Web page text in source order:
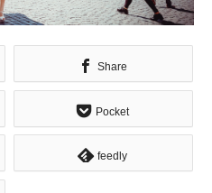
Share
Pocket
feedly